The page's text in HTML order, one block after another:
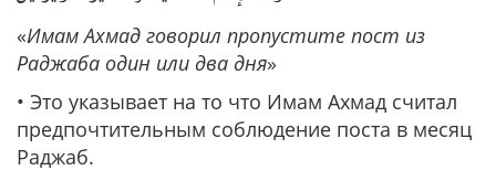
«Имам Ахмад говорил пропустите пост из
Раджаба один или два дня»
• Это указывает на то что Имам Ахмад считал
предпочтительным соблюдение поста в месяц
Раджаб.